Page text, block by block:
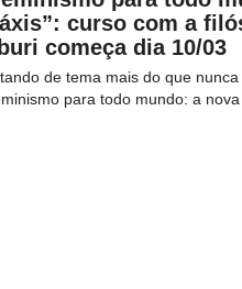
curso com a
começa dia 10/03
de tema mais do que
para todo mundo: a nova